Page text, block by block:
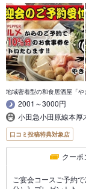
地域密着型の和食居酒屋「や
2001～3000円
小田急小田原線本
口コミ投稿特典対象店
クーポ
ご宴会コースご予約